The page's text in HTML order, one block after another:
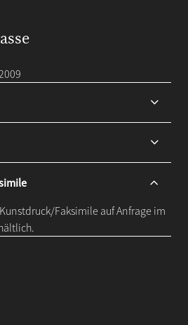
Faksimile auf Anfrage im